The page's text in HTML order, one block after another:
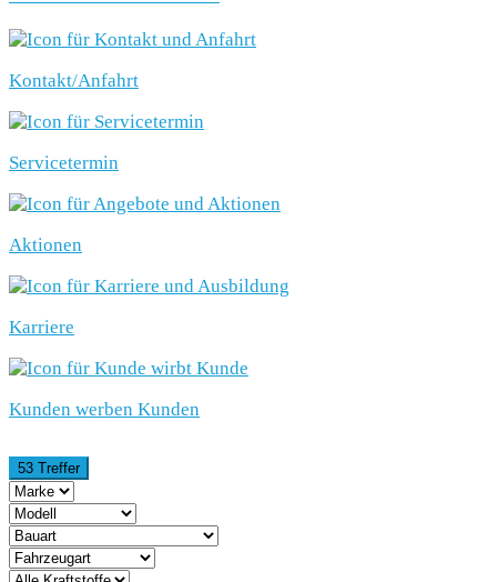
Kontakt/Anfahrt
Servicetermin
Aktionen
Karriere
Kunden werben Kunden
53 Treffer